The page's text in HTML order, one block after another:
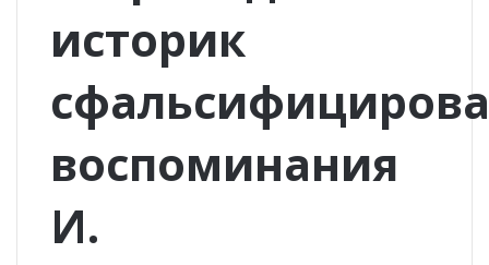
историк
воспоминания
И.